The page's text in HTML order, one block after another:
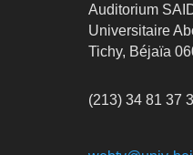
Auditorium
Universitaire
Tichy, Béjaïa
(213) 34 81 37